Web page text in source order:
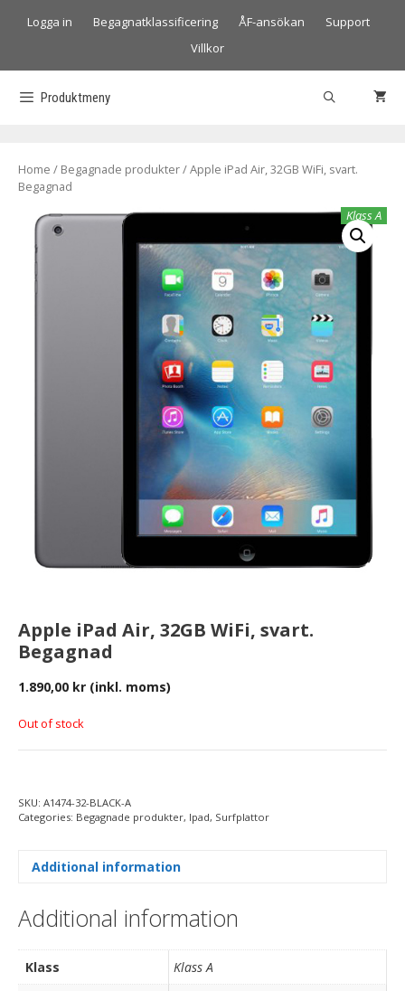
Logga in Begagnatklassificering ÅF-ansökan
Support
Villkor
Produktmeny
Home / Begagnade produkter/ Apple iPad Air, 32GB WiFi, svart.
Begagnad
Apple iPad Air, 32GB WiFi, svart.
Begagnad
1.890,00 kr (inkl. moms)
Out of stock
SKU: A1474-32-BLACK-A
Categories: Begagnade produkter, Ipad, Surfplattor
Klass A
Additional information
Additional information
Klass
Klass A